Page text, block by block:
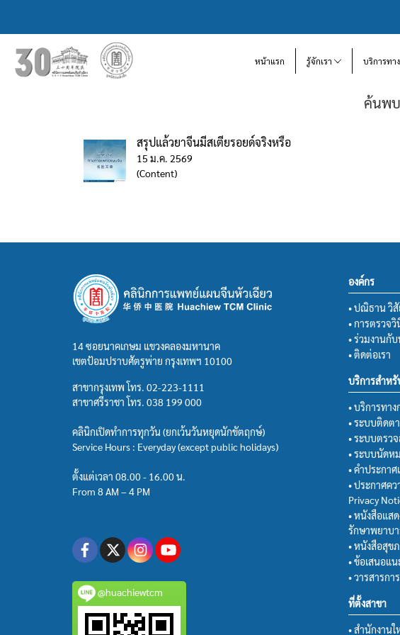
หน้าแรก รู้จักเรา บริการท
ค้นพบ
สรุปแล้วยาจีนมีสเตียรอยด์จริงหรือ
15 ม.ค. 2569
(Content)
14 ซอยนาคเกษม แขวงคลองมหานาค
เขตป้อมปราบศัตรูพ่าย กรุงเทพฯ 10100
สาขากรุงเทพ โทร. 02-223-1111
สาขาศรีราชา โทร. 038 199 000
คลินิกเปิดทำการทุกวัน (ยกเว้นวันหยุดนักขัตฤกษ์)
Service Hours : Everyday (except public holidays)
ตั้งแต่เวลา 08.00 - 16.00 น.
From 8 AM – 4 PM
@huachiewtcm
องค์กร
• ปณิธาน วิ
• การตรวจ
• ร่วมงานกั
• ติดต่อเรา
บริการสำห
• บริการทา
• ระบบติดต
• ระบบตรว
• ระบบนัดห
• คำประกา
• ประกาศค
Privacy
• หนังสือแส
รักษาพยาบ
• หนังสือสุข
• ข้อเสนอแ
• วารสารก
ที่ตั้งสาขา
• สำนักงาน